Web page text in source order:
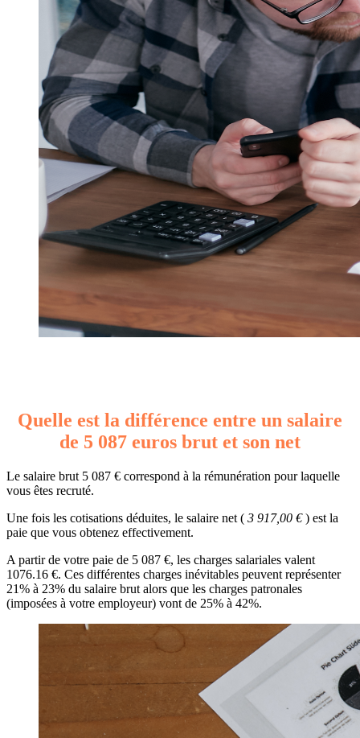
Quelle est la différence entre un salaire
de 5 087 euros brut et son net
Le salaire brut 5 087 € correspond à la rémunération pour laquelle
vous êtes recruté.
Une fois les cotisations déduites, le salaire net ( 3 917,00 €) est la
paie que vous obtenez effectivement.
A partir de votre paie de 5 087 €, les charges salariales valent
1076.16 €. Ces différentes charges inévitables peuvent représenter
21% à 23% du salaire brut alors que les charges patronales
(imposées à votre employeur) vont de 25% à 42%.